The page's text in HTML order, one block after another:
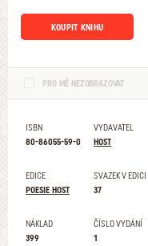
KOUPIT KNIHU
PRO MĚ NEZOBRAZOVAT
ISBN
80-86055-59-0
VYDAVATEL
HOST
EDICE
POESIE HOST
SVAZEK V EDICI
37
NÁKLAD
399
ČÍSLO VYDÁNÍ
1